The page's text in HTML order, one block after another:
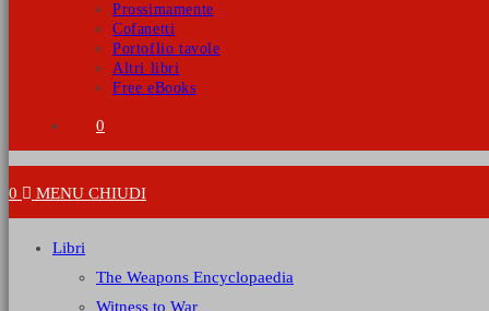
Prossimamente
Cofanetti
Portoflio tavole
Altri libri
Free eBooks
0
0 MENU CHIUDI
Libri
The Weapons Encyclopaedia
Witness to War